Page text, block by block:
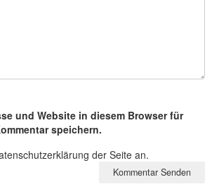
und Website in diesem Browser für
speichern.
der Seite an.